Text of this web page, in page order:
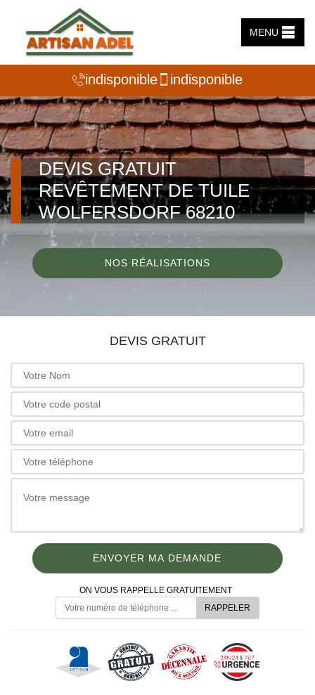
MENU
indisponible indisponible
DEVIS GRATUIT
REVÊTEMENT DE TUILE
WOLFERSDORF 68210
NOS RÉALISATIONS
DEVIS GRATUIT
ON VOUS RAPPELLE GRATUITEMENT